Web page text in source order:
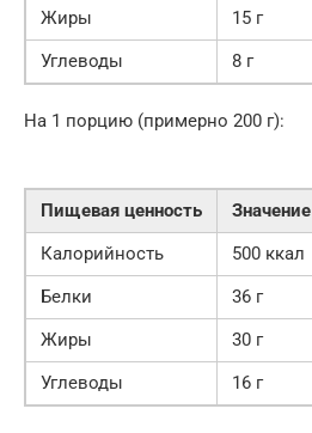
Жиры
15 г
Углеводы
8 г
На 1 порцию (примерно 200 г):
Пищевая ценность
Значение
Калорийность
500 ккал
Белки
36 г
Жиры
30 г
Углеводы
16 г